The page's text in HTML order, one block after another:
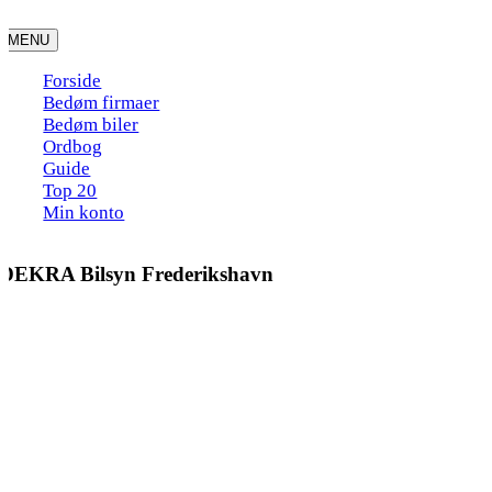
to
content
MENU
Forside
Bedøm firmaer
Bedøm biler
Ordbog
Guide
Top 20
Min konto
Bilsyn Frederikshavn